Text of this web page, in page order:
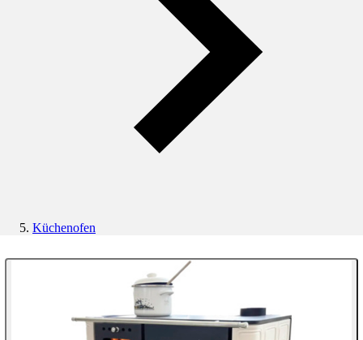
Küchenofen